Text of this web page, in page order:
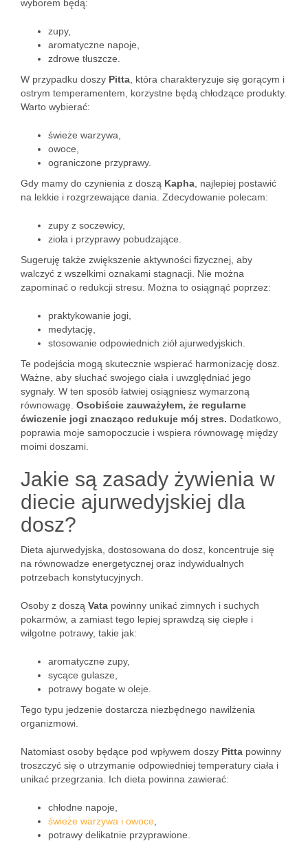
wyborem będą:
zupy,
aromatyczne napoje,
zdrowe tłuszcze.
W przypadku doszy Pitta , która charakteryzuje się gorącym i
ostrym temperamentem, korzystne będą chłodzące produkty.
Warto wybierać:
świeże warzywa,
owoce,
ograniczone przyprawy.
Gdy mamy do czynienia z doszą Kapha , najlepiej postawić
na lekkie i rozgrzewające dania. Zdecydowanie polecam:
zupy z soczewicy,
zioła i przyprawy pobudzające.
Sugeruję także zwiększenie aktywności fizycznej, aby
walczyć z wszelkimi oznakami stagnacji. Nie można
zapominać o redukcji stresu. Można to osiągnąć poprzez:
praktykowanie jogi,
medytację,
stosowanie odpowiednich ziół ajurwedyjskich.
Te podejścia mogą skutecznie wspierać harmonizację dosz.
Ważne, aby słuchać swojego ciała i uwzględniać jego
sygnały. W ten sposób łatwiej osiągniesz wymarzoną
równowagę. Osobiście zauważyłem, że regularne
ćwiczenie jogi znacząco redukuje mój stres. Dodatkowo,
poprawia moje samopoczucie i wspiera równowagę między
moimi doszami.
Jakie są zasady żywienia w
diecie ajurwedyjskiej dla
dosz?
Dieta ajurwedyjska, dostosowana do dosz, koncentruje się
na równowadze energetycznej oraz indywidualnych
potrzebach konstytucyjnych.
Osoby z doszą Vata powinny unikać zimnych i suchych
pokarmów, a zamiast tego lepiej sprawdzą się ciepłe i
wilgotne potrawy, takie jak:
aromatyczne zupy,
sycące gulasze,
potrawy bogate w oleje.
Tego typu jedzenie dostarcza niezbędnego nawilżenia
organizmowi.
Natomiast osoby będące pod wpływem doszy Pitta powinny
troszczyć się o utrzymanie odpowiedniej temperatury ciała i
unikać przegrzania. Ich dieta powinna zawierać:
chłodne napoje,
świeże warzywa i owoce
potrawy delikatnie przyprawione.